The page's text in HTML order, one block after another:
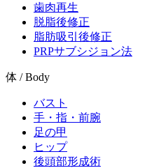
歯肉再生
脱脂後修正
脂肪吸引後修正
PRPサブシジョン法
体 / Body
バスト
手・指・前腕
足の甲
ヒップ
後頭部形成術